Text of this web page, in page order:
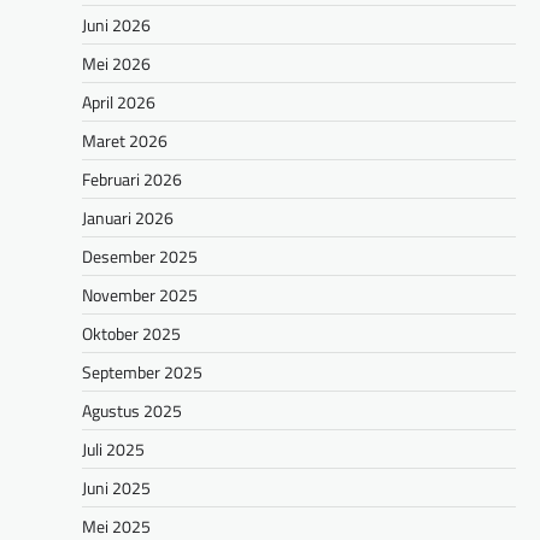
Juni 2026
Mei 2026
April 2026
Maret 2026
Februari 2026
Januari 2026
Desember 2025
November 2025
Oktober 2025
September 2025
Agustus 2025
Juli 2025
Juni 2025
Mei 2025